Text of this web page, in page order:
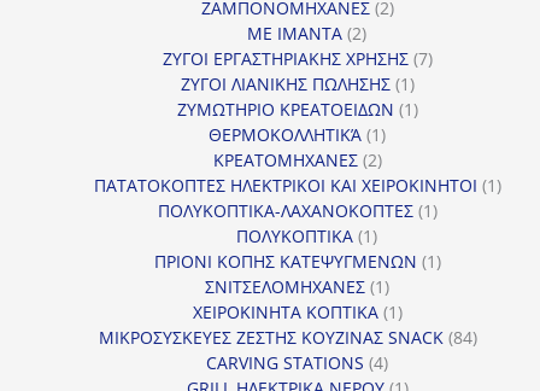
ΖΑΜΠΟΝΟΜΗΧΑΝΕΣ 22
ΜΕ ΙΜΑΝΤΑ 22
προϊόντα
ΖΥΓΟΙ ΕΡΓΑΣΤΗΡΙΑΚΗΣ ΧΡΗΣΗΣ 77
ΖΥΓΟΙ ΛΙΑΝΙΚΗΣ ΠΩΛΗΣΗΣ 11
προϊόν
ΖΥΜΩΤΗΡΙΟ ΚΡΕΑΤΟΕΙΔΩΝ 11
ΘΕΡΜΟΚΟΛΛΗΤΙΚΆ 11
προϊόν
ΚΡΕΑΤΟΜΗΧΑΝΕΣ 22
προϊόντα
ΠΑΤΑΤΟΚΟΠΤΕΣ ΗΛΕΚΤΡΙΚΟΙ ΚΑΙ ΧΕΙΡΟΚΙΝΗΤΟΙ 11
ΠΟΛΥΚΟΠΤΙΚΑ-ΛΑΧΑΝΟΚΟΠΤΕΣ 11
ΠΟΛΥΚΟΠΤΙΚΑ 11
προϊόν
ΠΡΙΟΝΙ ΚΟΠΗΣ ΚΑΤΕΨΥΓΜΕΝΩΝ 11
ΣΝΙΤΣΕΛΟΜΗΧΑΝΕΣ 11
προϊόν
ΧΕΙΡΟΚΙΝΗΤΑ ΚΟΠΤΙΚΑ 11
προϊόν
ΜΙΚΡΟΣΥΣΚΕΥΕΣ ΖΕΣΤΗΣ ΚΟΥΖΙΝΑΣ SNACK 8484
CARVING STATIONS 44
προϊόντα
1